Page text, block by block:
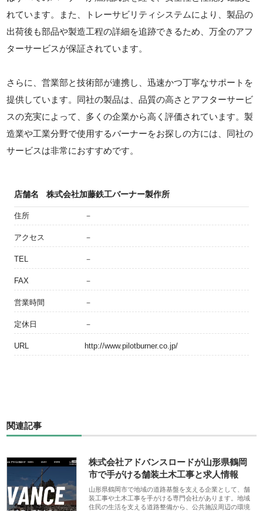
れています。また、トレーサビリティシステムにより、製品の
出荷後も部品や製造工程の詳細を追跡できるため、万全のアフ
ターサービスが保証されています。
さらに、営業部と技術部が連携し、迅速かつ丁寧なサポートを
提供しています。同社の製品は、品質の高さとアフターサービ
スの充実によって、多くの企業から高く評価されています。製
造業や工業分野で使用するバーナーをお探しの方には、同社の
サービスは非常におすすめです。
店舗名 株式会社加藤鉄工バーナー製作所
住所 －
アクセス －
TEL －
FAX －
営業時間 －
定休日 －
URL http://www.pilotburner.co.jp/
関連記事
株式会社アドバンスロードが山形県鶴岡
市で手がける舗装土木工事と求人情報
山形県鶴岡市で地域の道路基盤を支える企業として、舗
装工事や土木工事を手がける専門会社があります。地域
住民の生活を支える道路整備から、公共施設周辺の環境